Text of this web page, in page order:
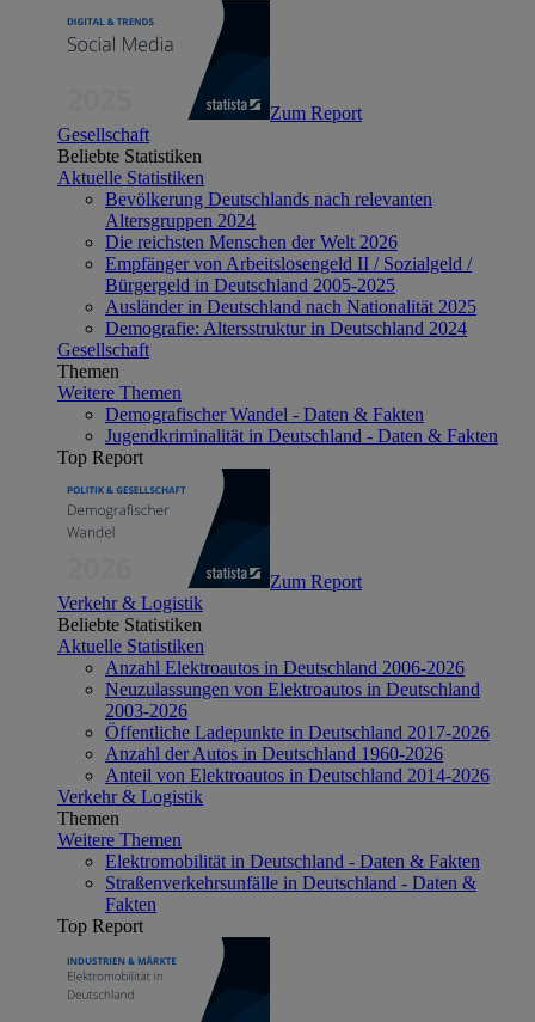
Zum Report
Gesellschaft
Beliebte Statistiken
Aktuelle Statistiken
Bevölkerung Deutschlands nach relevanten
Altersgruppen 2024
Die reichsten Menschen der Welt 2026
Empfänger von Arbeitslosengeld II / Sozialgeld /
Bürgergeld in Deutschland 2005-2025
Ausländer in Deutschland nach Nationalität 2025
Demografie: Altersstruktur in Deutschland 2024
Gesellschaft
Themen
Weitere Themen
Demografischer Wandel - Daten & Fakten
Jugendkriminalität in Deutschland - Daten & Fakten
Top Report
Zum Report
Verkehr & Logistik
Beliebte Statistiken
Aktuelle Statistiken
Anzahl Elektroautos in Deutschland 2006-2026
Neuzulassungen von Elektroautos in Deutschland
2003-2026
Öffentliche Ladepunkte in Deutschland 2017-2026
Anzahl der Autos in Deutschland 1960-2026
Anteil von Elektroautos in Deutschland 2014-2026
Verkehr & Logistik
Themen
Weitere Themen
Elektromobilität in Deutschland - Daten & Fakten
Straßenverkehrsunfälle in Deutschland - Daten &
Fakten
Top Report